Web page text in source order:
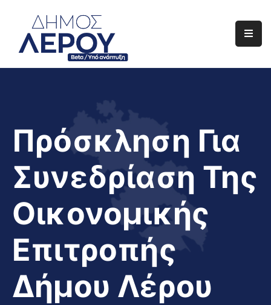
Αρχική
Διαφάνεια
Το
Νησί
Μας
Πρόσκληση Για
Συνεδρίαση Της
Οικονομικής
Επιτροπής
Δήμου Λέρου